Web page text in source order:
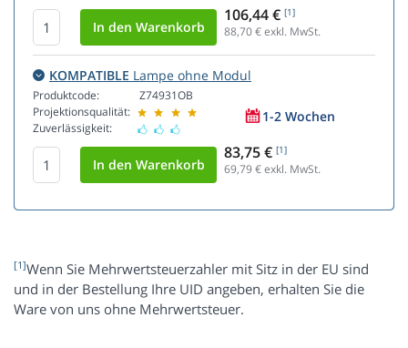
106,44 € [1]
88,70€ exkl. MwSt.
KOMPATIBLE Lampe ohne Modul
Produktcode:
Projektionsqualität:
Zuverlässigkeit:
Z74931OB
1-2 Wochen
83,75 € [1]
69,79€ exkl. MwSt.
[1]Wenn Sie Mehrwertsteuerzahler mit Sitz in der EU sind
und in der Bestellung Ihre UID angeben, erhalten Sie die
Ware von uns ohne Mehrwertsteuer.